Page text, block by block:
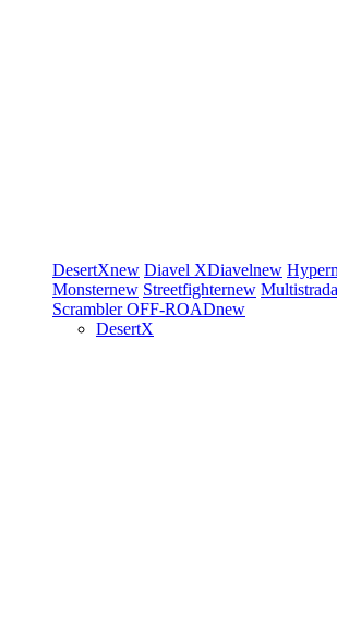
DesertXnew Diavel XDiavelnew
Monsternew Streetfighternew Multistrada
ScramblerOFF-ROADnew
DesertX